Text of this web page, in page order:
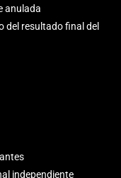
anulada
del resultado final del
independiente